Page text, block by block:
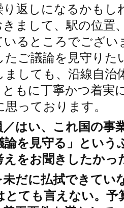
返しになるかもし
まして、駅の位置
るところでござい
たご議論を見守り
ましても、沿線自治
ともに丁寧かつ着実
っております。
はい、これ国の事
論を見守る」とい
えをお聞きしたかっ
だに払拭できてい
とても言えない。予